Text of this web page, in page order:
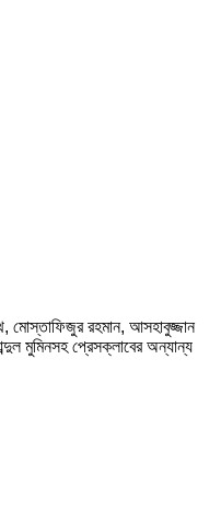
মোস্তাফিজুর রহমান, আসহাবুজ্জান
মুমিনসহ প্রেসক্লাবের অন্যান্য